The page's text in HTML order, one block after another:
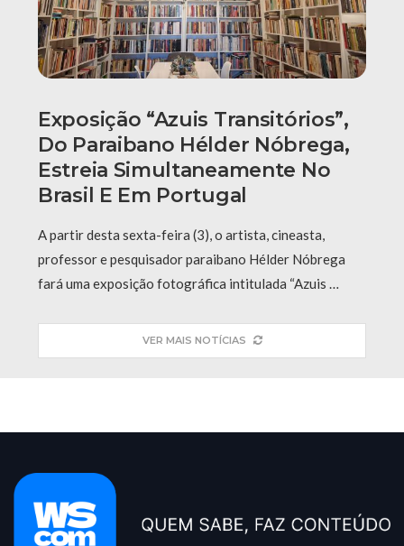
Exposição “Azuis Transitórios”,
Do Paraibano Hélder Nóbrega,
Estreia Simultaneamente No
Brasil E Em Portugal
A partir desta sexta-feira (3), o artista, cineasta,
professor e pesquisador paraibano Hélder Nóbrega
fará uma exposição fotográfica intitulada “Azuis …
VER MAIS NOTÍCIAS